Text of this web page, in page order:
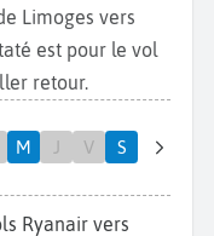
Limoges vers
est pour le vol
retour.
M J V S